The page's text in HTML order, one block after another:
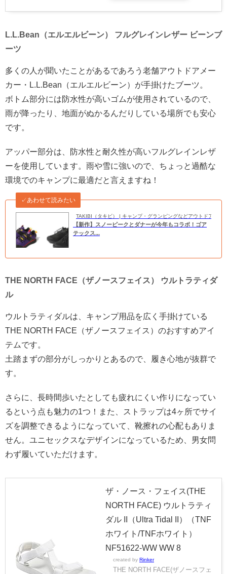
L.L.Bean（エルエルビーン） フルグレインレザー ビーンブ
ーツ
多くの人が聞いたことがあるであろう老舗アウトドアメー
カー・L.L.Bean（エルエルビーン）が手掛けたブーツ。
ボトム部分には防水性が高いゴムが使用されているので、
雨が降ったり、地面がぬかるんだりしている場所でも安心
です。
アッパー部分は、防水性と耐久性が高いフルグレインレザ
ーを使用しています。雨や雪に強いので、ちょっと過酷な
環境でのキャンプに最適だと言えますね！
TAKIBI（タキビ） | キャンプ・グランピングなどアウトドアの総
✓あわせて読みたい
【新作】スノーピークとダナーが今年もコラボ！ゴア
テックス...
THE NORTH FACE（ザノースフェイス） ウルトラティダ
ル
ウルトラティダルは、キャンプ用品を広く手掛けている
THE NORTH FACE（ザノースフェイス）のおすすめアイ
テムです。
土踏まずの部分がしっかりとあるので、履き心地が抜群で
す。
さらに、長時間歩いたとしても疲れにくい作りになってい
るという点も魅力の1つ！また、ストラップは4ヶ所でサイ
ズを調整できるようになっていて、靴擦れの心配もありま
せん。ユニセックスなデザインになっているため、男女問
わず履いていただけます。
ザ・ノース・フェイス(THE
NORTH FACE) ウルトラティ
ダル II（Ultra Tidal II）（TNF
ホワイト/TNFホワイト）
NF51622-WW WW 8
created by Rinker
THE NORTH FACE(ザノースフェ